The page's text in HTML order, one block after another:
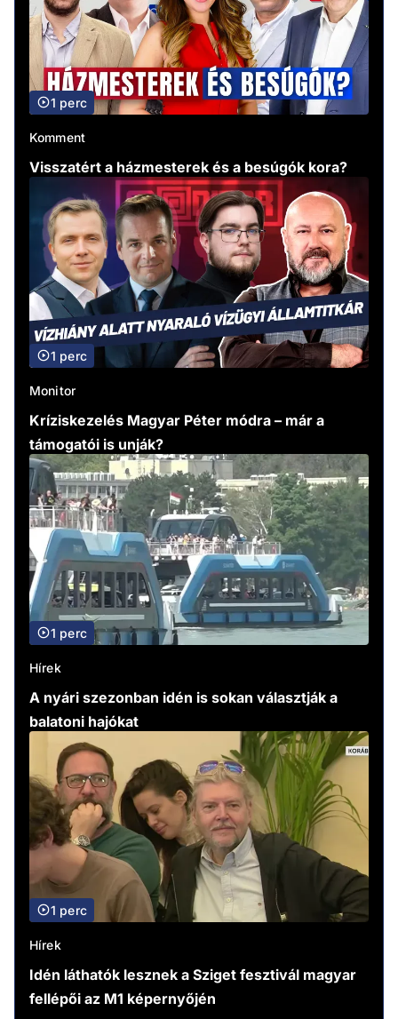
1 perc
Komment
Visszatért a házmesterek és a besúgók kora?
1 perc
Monitor
Kríziskezelés Magyar Péter módra – már a
támogatói is unják?
1 perc
Hírek
A nyári szezonban idén is sokan választják a
balatoni hajókat
1 perc
Hírek
Idén láthatók lesznek a Sziget fesztivál magyar
fellépői az M1 képernyőjén